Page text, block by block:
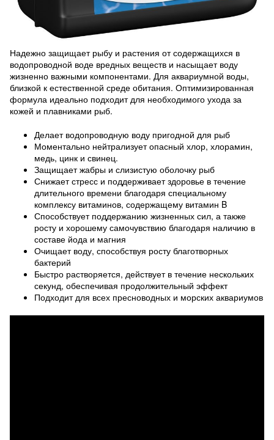
Надежно защищает рыбу и растения от содержащихся в
водопроводной воде вредных веществ и насыщает воду
жизненно важными компонентами. Для аквариумной воды,
близкой к естественной среде обитания. Оптимизированная
формула идеально подходит для необходимого ухода за
кожей и плавниками рыб.
Делает водопроводную воду пригодной для рыб
Моментально нейтрализует опасный хлор, хлорамин,
медь, цинк и свинец.
Защищает жабры и слизистую оболочку рыб
Снижает стресс и поддерживает здоровье в течение
длительного времени благодаря специальному
комплексу витаминов, содержащему витамин B
Способствует поддержанию жизненных сил, а также
росту и хорошему самочувствию благодаря наличию в
составе йода и магния
Очищает воду, способствуя росту благотворных
бактерий
Быстро растворяется, действует в течение нескольких
секунд, обеспечивая продолжительный эффект
Подходит для всех пресноводных и морских аквариумов